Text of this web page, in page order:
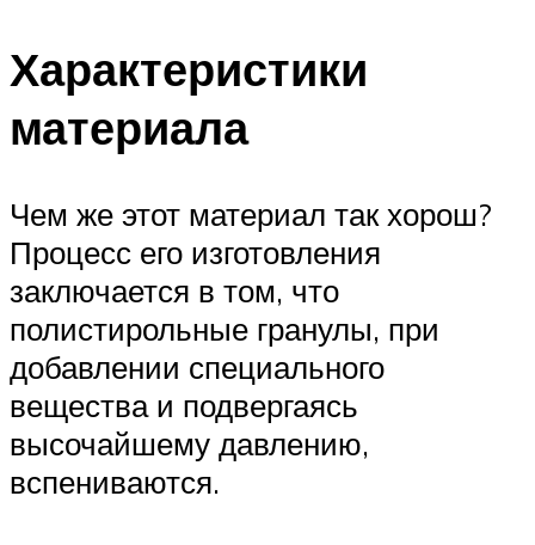
Характеристики
материала
Чем же этот материал так хорош?
Процесс его изготовления
заключается в том, что
полистирольные гранулы, при
добавлении специального
вещества и подвергаясь
высочайшему давлению,
вспениваются.